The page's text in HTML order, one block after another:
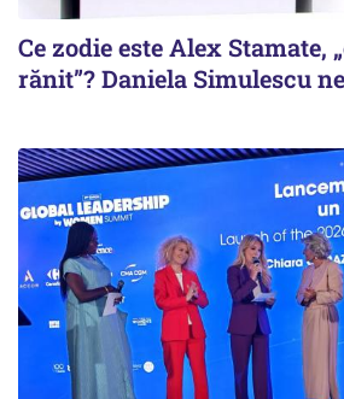
Ce zodie este Alex Stamate,
rănit”? Daniela Simulescu